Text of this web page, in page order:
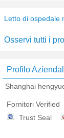
Letto di ospedale
Osservi tutti i
Profilo
Shanghai
Fornitori Verified
Trust Seal